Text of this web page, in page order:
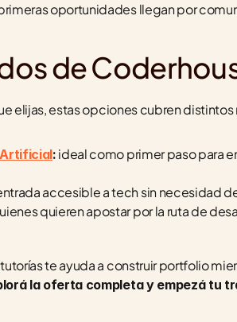
oportunidades llegan por
de
elijas, estas opciones cubren
Artificial: ideal como primer paso para
accesible a tech sin necesidad
quieren apostar por la ruta de
te ayuda a construir portfolio
la oferta completa y empezá tu